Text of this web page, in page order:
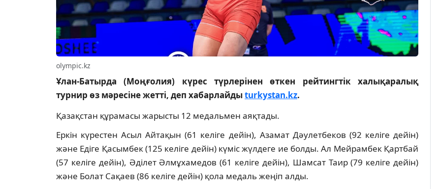
olympic.kz
Ұлан-Батырда (Моңғолия) күрес түрлерінен өткен рейтингтік халықаралық
турнир өз мәресіне жетті, деп хабарлайдыturkystan.kz.
Қазақстан құрамасы жарысты 12 медальмен аяқтады.
Еркін күрестен Асыл Айтақын (61 келіге дейін), Азамат Дәулетбеков (92 келіге дейін)
және Едіге Қасымбек (125 келіге дейін) күміс жүлдеге ие болды. Ал Мейрамбек Қартбай
(57 келіге дейін), Әділет Әлмұхамедов (61 келіге дейін), Шамсат Таир (79 келіге дейін)
және Болат Сақаев (86 келіге дейін) қола медаль жеңіп алды.